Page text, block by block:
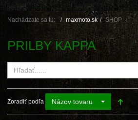
Nachádzate sa tu: maxmoto.sk SHOP
PRILBY KAPPA
Zoradiť podľa Názov tovaru